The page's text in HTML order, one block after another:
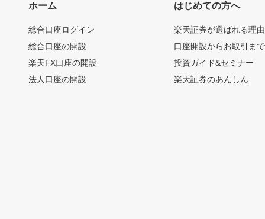
ホーム
総合口座ログイン
総合口座の開設
楽天FX口座の開設
法人口座の開設
はじめての方へ
楽天証券が選ばれる理由
口座開設からお取引ま
投資ガイド&セミナー
楽天証券のあんしん